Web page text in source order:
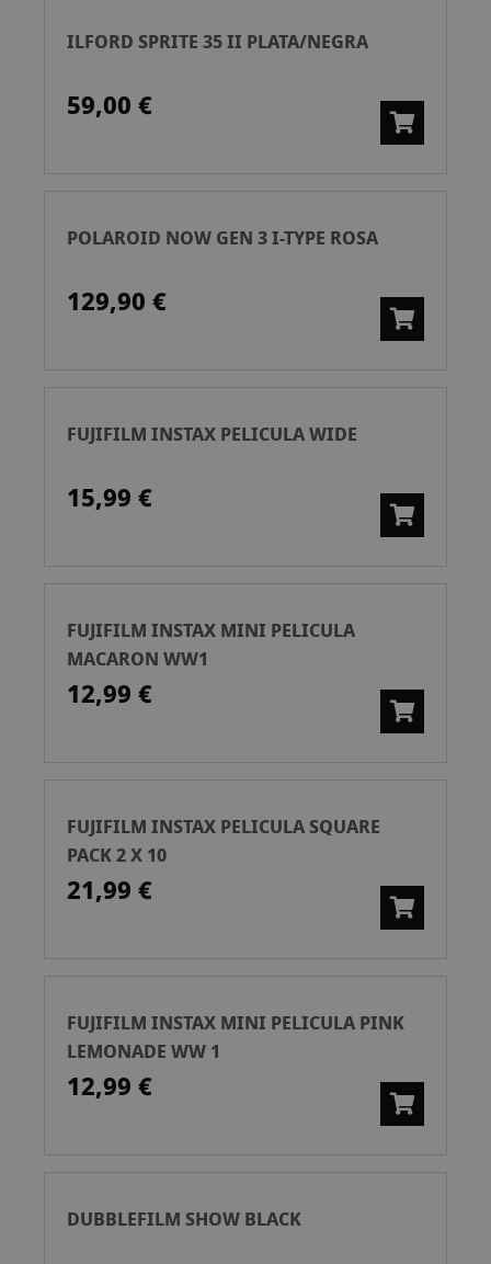
ILFORD SPRITE 35 II PLATA/NEGRA
59,00 €
POLAROID NOW GEN 3 I-TYPE ROSA
129,90 €
FUJIFILM INSTAX PELICULA WIDE
15,99 €
FUJIFILM INSTAX MINI PELICULA
MACARON WW1
12,99 €
FUJIFILM INSTAX PELICULA SQUARE
PACK 2 X 10
21,99 €
FUJIFILM INSTAX MINI PELICULA PINK
LEMONADE WW 1
12,99 €
DUBBLEFILM SHOW BLACK